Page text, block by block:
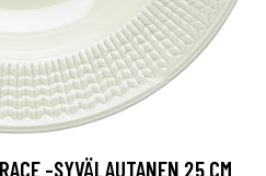
-SYVÄLAUTANEN 25 CM